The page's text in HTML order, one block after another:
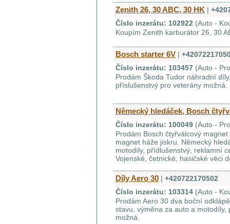
Zenith 26, 30 ABC, 30 HK |
Číslo inzerátu: 102922 (Auto -
Koupím Zenith karburátor 26, 30
Bosch starter 6V |
Číslo inzerátu: 103457 (Auto -
Prodám Škoda Tudor náhradní
příslušenstvý pro veterány možná.
Německý hledáček, Bosch
Číslo inzerátu: 100049 (Auto -
Prodám Bosch čtyřválcový
magnet háže jiskru. Německý
motodíly, přídlušenstvý, reklamní
Vojenské, četnické, hasičské věci
Díly Aero 30 | +420722170502
Číslo inzerátu: 103314 (Auto -
Prodám Aero 30 dva boční
stavu, výměna za auto a
možná.